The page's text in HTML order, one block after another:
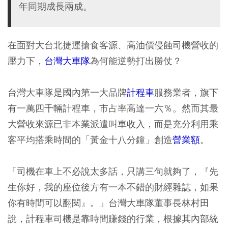
年同期成長兩成。
在面對大台北捷運搶食客源、高油價侵蝕司機營收的
壓力下， 台灣大車隊為何能逆勢打出勝仗？
台灣大車隊是國內第一大品牌計程車服務業者，旗下
有一萬四千輛計程車，市占率高達一六％。然而其最
大營收來源已非本業派遣叫車收入，而是充分利用乘
客平均搭乘時間的「黃金十八分鐘」創造營業額。
「司機在車上不必說太多話，只講三句就夠了，『先
生你好，我的座位後方有一本不錯的財經雜誌，如果
你有時間可以翻閱』。」台灣大車隊董事長林村田
說，計程車司機是靠時間賺錢的行業，根據其內部統